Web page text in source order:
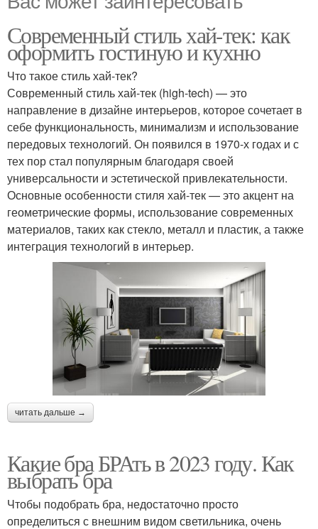
Современный стиль хай-тек: как
оформить гостиную и кухню
Что такое стиль хай-тек?
Современный стиль хай-тек (high-tech) — это
направление в дизайне интерьеров, которое сочетает в
себе функциональность, минимализм и использование
передовых технологий. Он появился в 1970-х годах и с
тех пор стал популярным благодаря своей
универсальности и эстетической привлекательности.
Основные особенности стиля хай-тек — это акцент на
геометрические формы, использование современных
материалов, таких как стекло, металл и пластик, а также
интеграция технологий в интерьер.
читать дальше →
Какие бра БРАть в 2023 году. Как
выбрать бра
Чтобы подобрать бра, недостаточно просто
определиться с внешним видом светильника, очень